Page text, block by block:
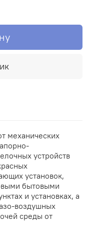
механических
устройств
установок,
бытовыми
и установках, а
воздушных
среды от